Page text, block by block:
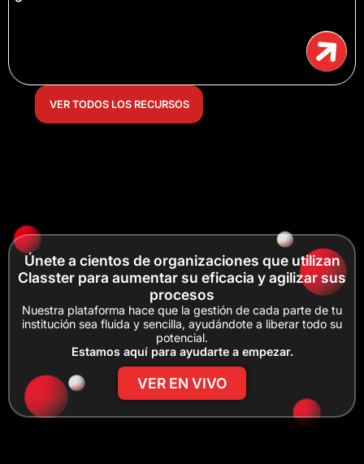
VER TODOS LOS RECURSOS
Únete a cientos de organizaciones que utilizan
Classter para aumentar su eficacia y agilizar sus
procesos
Nuestra plataforma hace que la gestión de cada parte de tu
institución sea fluida y sencilla, ayudándote a liberar todo su
potencial.
Estamos aquí para ayudarte a empezar.
VER EN VIVO